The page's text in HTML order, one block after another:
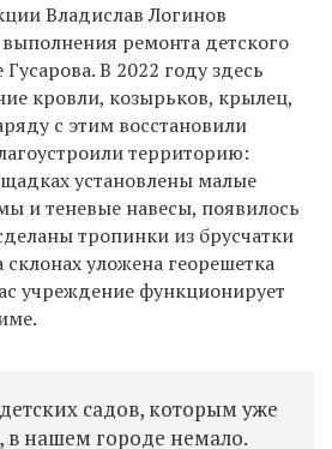
Владислав Логинов
ремонта детского
В 2022 году здесь
кровли, козырьков, крылец,
с этим восстановили
территорию:
установлены малые
и теневые навесы, появилось
тропинки из брусчатки
уложена георешетка
учреждение функционирует
садов, которым уже
в нашем городе немало.